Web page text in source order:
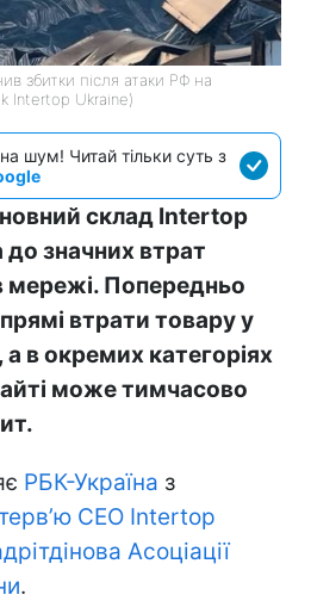
збитки після атаки РФ на
Intertop Ukraine)
шум! Читай тільки суть з
склад Intertop
значних втрат
мережі. Попередньо
втрати товару у
в окремих категоріях
може тимчасово
РБК-Україна з
CEO Intertop
Асоціації
.